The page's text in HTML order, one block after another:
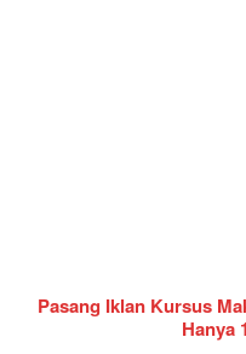
Pasang Iklan Kursus
Hanya